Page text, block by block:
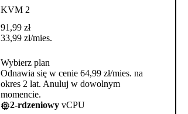
KVM 2
91,99 zł
33,99 zł/mies.
Wybierz plan
Odnawia się w cenie 64,99 zł/mies. na
okres 2 lat. Anuluj w dowolnym
momencie.
2-rdzeniowy vCPU